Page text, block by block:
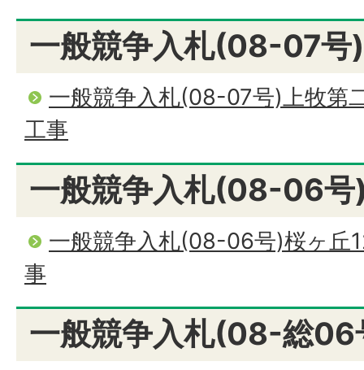
一般競争入札(08-07号)
一般競争入札(08-07号)上牧第
工事
一般競争入札(08-06号
一般競争入札(08-06号)桜ヶ丘
事
一般競争入札(08-総06